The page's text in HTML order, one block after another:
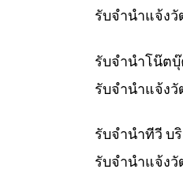
รับจํานําแจ้ง
รับจำนำโน๊ต
รับจํานําแจ้ง
รับจำนำทีวี บ
รับจํานําแจ้ง